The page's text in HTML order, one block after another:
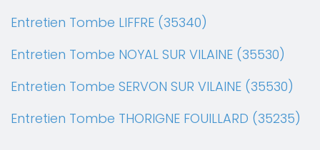
Entretien Tombe LIFFRE (35340)
Entretien Tombe NOYAL SUR VILAINE (35530)
Entretien Tombe SERVON SUR VILAINE (35530)
Entretien Tombe THORIGNE FOUILLARD (35235)